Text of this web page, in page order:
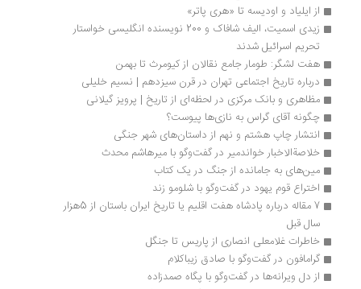
از ایلیاد و اودیسه تا «هری پاتر»
زیدی اسمیت، الیف شافاک و 200 نویسنده انگلیسی خواستار
تحریم اسرائیل شدند
هفت لشگر: طومار جامع نقالان از کیومرث تا بهمن
درباره تاریخ اجتماعی تهران در قرن سیزدهم | نسیم خلیلی
مظاهری و بانک مرکزی در لحظه‌ای از تاریخ | پرویز گیلانی
چگونه آقای گراس به نازی‌ها پیوست؟
انتشار چاپ هشتم و نهم از داستان‌های شهر جنگی
خلاصةالاخبار خواندمیر در گفت‌وگو با میرهاشم محدث
مین‌های به جامانده از جنگ در یک کتاب
اختراع قوم یهود در گفت‌وگو با شلومو زند
7 مقاله درباره پادشاه هفت اقلیم یا تاریخ ایران باستان از 5هزار
سال قبل
خاطرات غلامعلی انصاری از پاریس تا جنگل
گرامافون در گفت‌وگو با صادق زیباکلام
از دل ویرانه‌ها در گفت‌وگو با پگاه صمدزاده